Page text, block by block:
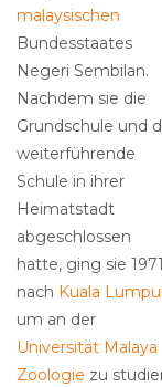
malaysischen
Bundesstaates
Negeri Sembilan.
Nachdem sie die
Grundschule und
weiterführende
Schule in ihrer
Heimatstadt
abgeschlossen
hatte, ging sie 1971
nach Kuala
um an der
Universität Malaya
Zoologie zu